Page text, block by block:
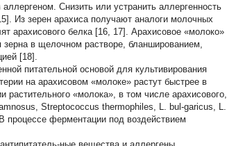
Снизить или устранить аллергенность
Из зерен арахиса получают аналоги молочных
арахисового белка [16, 17]. Арахисовое «молоко»
в щелочном растворе, бланшированием,
[18].
питательной основой для культивирования
на арахисовом «молоке» растут быстрее в
«молока», в том числе арахисового,
Streptococcus thermophiles, L. bul-garicus, L.
процессе ферментации под воздействием